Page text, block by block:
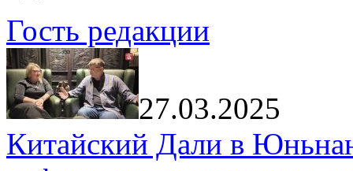
Гость редакции
27.03.2025
Китайский Дали в